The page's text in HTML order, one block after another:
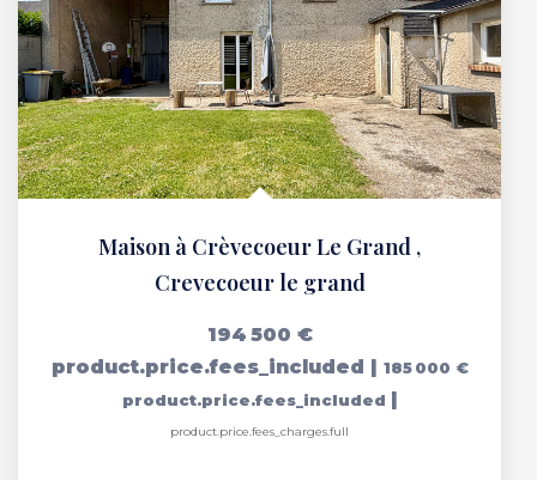
Maison à Crèvecoeur Le Grand ,
Crevecoeur le grand
194 500 €
product.price.fees_included | 185 000 €
product.price.fees_included |
product.price.fees_charges.full